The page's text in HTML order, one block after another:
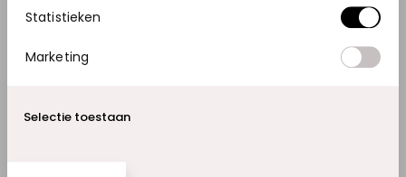
Statistieken
Marketing
Selectie toestaan
blijft. Dat wordt steeds belangrijker voor de
verkoop. Alhoewel het bijna nooit voorkomt, dat
er een bank wordt aangeschaft zonder
belangrijk.”